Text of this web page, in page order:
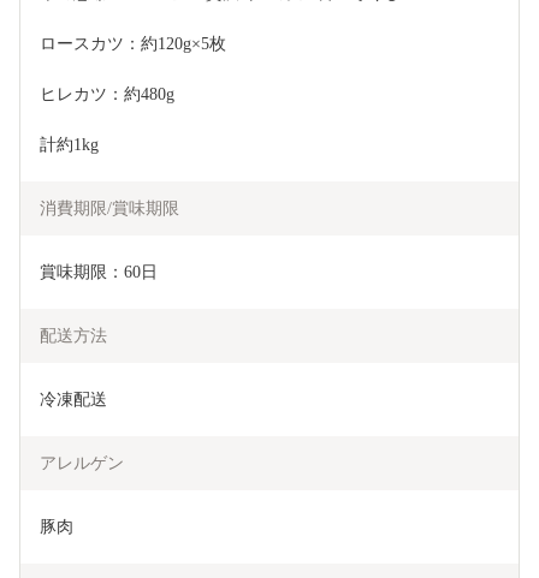
ロースカツ：約120g×5枚
ヒレカツ：約480g
計約1kg
消費期限/賞味期限
賞味期限：60日
配送方法
冷凍配送
アレルゲン
豚肉